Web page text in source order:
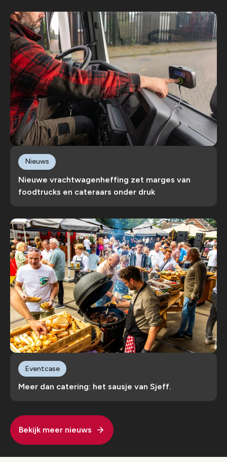
Nieuwe vrachtwagenheffing zet marges van
foodtrucks en cateraars onder druk
Nieuws
Meer dan catering: het sausje van Sjeff.
Eventcase
Bekijk meer nieuws